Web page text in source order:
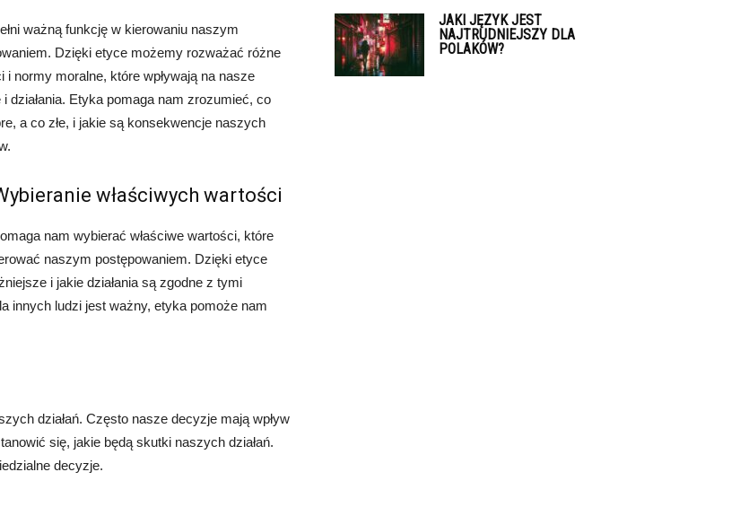
ważną funkcję w kierowaniu naszym
Dzięki etyce możemy rozważać różne
i normy moralne, które wpływają na nasze
działania. Etyka pomaga nam zrozumieć, co
a co złe, i jakie są konsekwencje naszych
właściwych wartości
nam wybierać właściwe wartości, które
naszym postępowaniem. Dzięki etyce
i jakie działania są zgodne z tymi
innych ludzi jest ważny, etyka pomoże nam
działań. Często nasze decyzje mają wpływ
się, jakie będą skutki naszych działań.
decyzje.
JAKI JĘZYK JEST
NAJTRUDNIEJSZY DLA
POLAKÓW?